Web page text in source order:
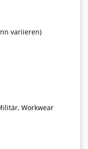
variieren)
Workwear